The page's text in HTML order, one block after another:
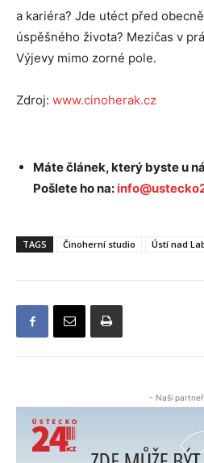
a kariéra? Jde utéct před
úspěšného života? Mezičas v
Výjevy mimo zorné pole.
Zdroj: www.cinoherak.cz
Máte článek, který byste u
Pošlete ho na:
TAGS Činoherní studio Ústí nad
- Naši